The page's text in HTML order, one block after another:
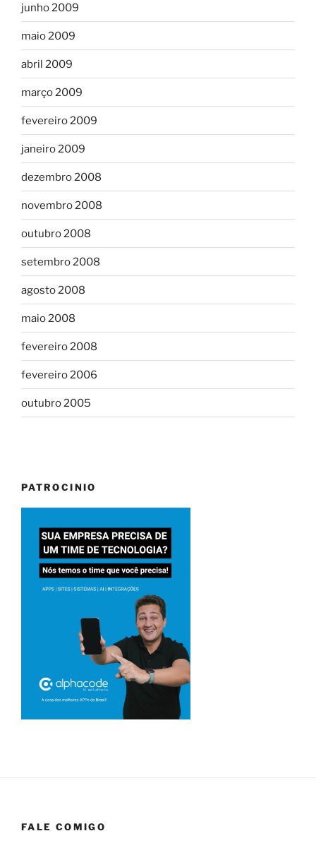
junho 2009
maio 2009
abril 2009
março 2009
fevereiro 2009
janeiro 2009
dezembro 2008
novembro 2008
outubro 2008
setembro 2008
agosto 2008
maio 2008
fevereiro 2008
fevereiro 2006
outubro 2005
PATROCINIO
FALE COMIGO